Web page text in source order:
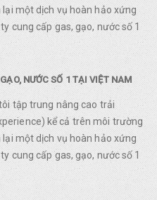
một dịch vụ hoàn hảo xứng
cung cấp gas, gạo, nước số 1
NƯỚC SỐ 1 TẠI VIỆT NAM
tập trung nâng cao trải
kể cả trên môi trường
một dịch vụ hoàn hảo xứng
cung cấp gas, gạo, nước số 1